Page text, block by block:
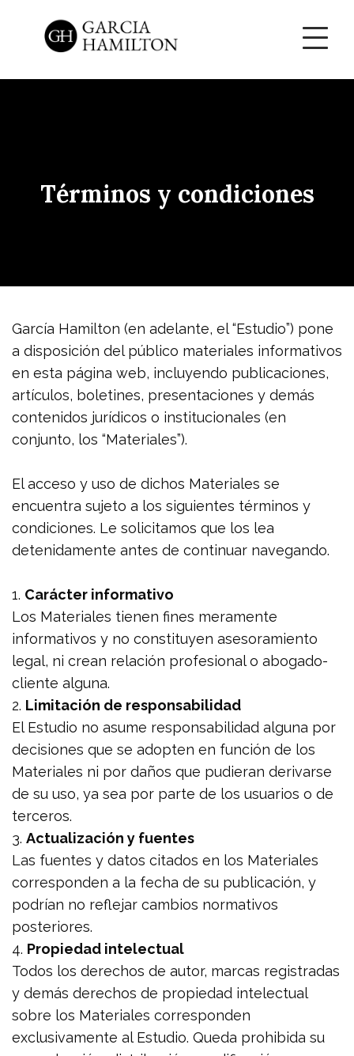
Términos y condiciones
García Hamilton (en adelante, el “Estudio”) pone
a disposición del público materiales informativos
en esta página web, incluyendo publicaciones,
artículos, boletines, presentaciones y demás
contenidos jurídicos o institucionales (en
conjunto, los “Materiales”).
El acceso y uso de dichos Materiales se
encuentra sujeto a los siguientes términos y
condiciones. Le solicitamos que los lea
detenidamente antes de continuar navegando.
1. Carácter informativo
Los Materiales tienen fines meramente
informativos y no constituyen asesoramiento
legal, ni crean relación profesional o abogado-
cliente alguna.
2. Limitación de responsabilidad
El Estudio no asume responsabilidad alguna por
decisiones que se adopten en función de los
Materiales ni por daños que pudieran derivarse
de su uso, ya sea por parte de los usuarios o de
terceros.
3. Actualización y fuentes
Las fuentes y datos citados en los Materiales
corresponden a la fecha de su publicación, y
podrían no reflejar cambios normativos
posteriores.
4. Propiedad intelectual
Todos los derechos de autor, marcas registradas
y demás derechos de propiedad intelectual
sobre los Materiales corresponden
exclusivamente al Estudio. Queda prohibida su